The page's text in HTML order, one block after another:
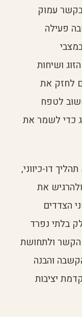
עמוק
פעילה
ושיחות
לחזק את
לטפח
כדי לשמר את
דו-כיווני,
את
הצדדים
בלתי נפרד
הקשר ולתחושת
והבנה
יציבות